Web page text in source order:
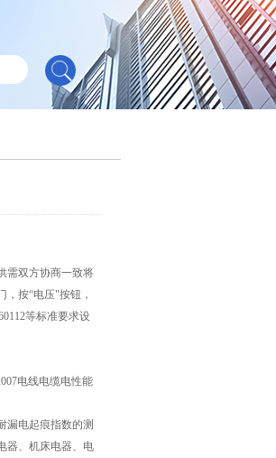
需双方协商一致将
按“电压"按钮，
等标准要求设
电线电缆电性能
漏电起痕指数的测
器、机床电器、电